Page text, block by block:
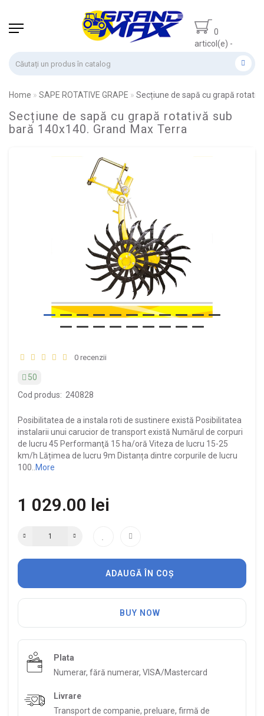
0
articol(e) -
Home SAPE ROTATIVE GRAPE Secțiune de sapă cu grapă
Secțiune de sapă cu grapă rotativă sub
bară 140x140. Grand Max Terra
0 recenzii
50
Cod produs: 240828
Posibilitatea de a instala roti de sustinere există Posibilitatea
instalarii unui carucior de transport există Numărul de corpuri
de lucru 45 Performanţă 15 ha/oră Viteza de lucru 15-25
km/h Lățimea de lucru 9m Distanța dintre corpurile de lucru
100.. More
1 029.00 lei
ADAUGĂ ÎN COȘ
BUY NOW
Plata
Numerar, fără numerar, VISA/Mastercard
Livrare
Transport de companie, preluare, firmă de